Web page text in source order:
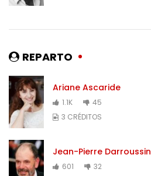
REPARTO
Ariane Ascaride
1.1K
45
3 CRÉDITOS
Jean-Pierre Darroussin
601
32